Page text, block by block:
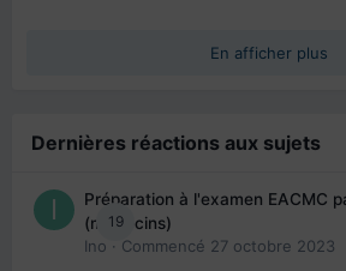
En afficher plus
Dernières réactions aux sujets
19
Préparation à l'examen EACMC
(médecins)
Ino · Commencé 27 octobre 2023